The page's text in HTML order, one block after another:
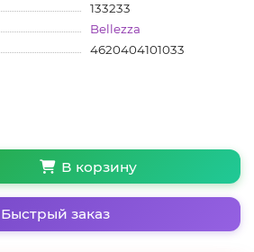
133233
Bellezza
4620404101033
В корзину
Быстрый заказ